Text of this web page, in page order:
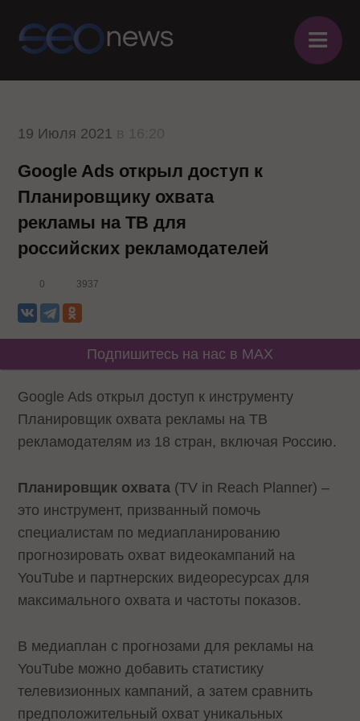
≡
19 Июля 2021
Google Ads открыл доступ к
Планировщику охвата
рекламы на ТВ для
российских рекламодателей
0 3937
Подпишитесь на нас в MAX
Google Ads открыл доступ к инструменту
Планировщик охвата рекламы на ТВ
рекламодателям из 18 стран, включая Россию.
Планировщик охвата (TV in Reach Planner) –
это инструмент, призванный помочь
специалистам по медиапланированию
прогнозировать охват видеокампаний на
YouTube и партнерских видеоресурсах для
максимального охвата и частоты показов.
В медиаплан с прогнозами для рекламы на
YouTube можно добавить статистику
телевизионных кампаний, а затем сравнить
предположительный охват уникальных